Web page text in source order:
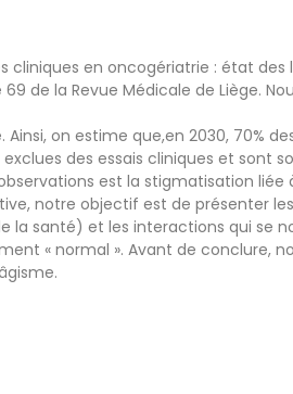
en oncogériatrie : état
de la Revue Médicale de Liège.
on estime que,en 2030, 70%
des essais cliniques et
est la stigmatisation liée
notre objectif est de présenter
la santé) et les interactions qui se
« normal ». Avant de conclure,